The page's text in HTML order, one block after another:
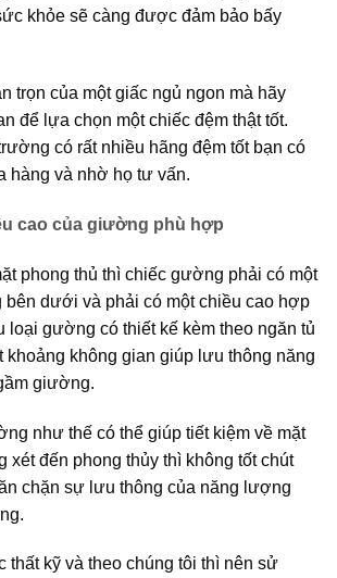
khỏe sẽ càng được đảm bảo bấy
trọn của một giấc ngủ ngon mà hãy
để lựa chọn một chiếc đệm thật tốt.
có rất nhiều hãng đệm tốt bạn có
hàng và nhờ họ tư vấn.
cao của giường phù hợp
phong thủ thì chiếc gường phải có một
bên dưới và phải có một chiều cao hợp
loại gường có thiết kế kèm theo ngăn tủ
khoảng không gian giúp lưu thông năng
giường.
như thế có thể giúp tiết kiệm về mặt
xét đến phong thủy thì không tốt chút
chặn sự lưu thông của năng lượng
thất kỹ và theo chúng tôi thì nên sử